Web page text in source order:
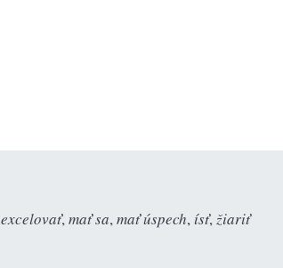
excelovať, mať sa, mať úspech, ísť, žiariť